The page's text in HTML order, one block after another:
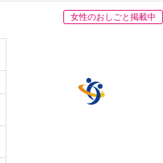
女性のおしごと掲載中